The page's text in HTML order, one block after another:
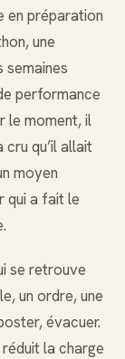
en préparation
une
semaines
performance
le moment, il
qu’il allait
moyen
qui a fait le
se retrouve
un ordre, une
évacuer.
la charge